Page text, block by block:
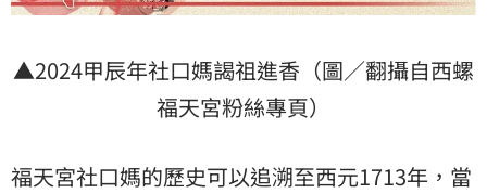
▲2024甲辰年社口媽謁祖進香（圖／翻攝自西螺
福天宮粉絲專頁）
福天宮社口媽的歷史可以追溯至西元1713年，當